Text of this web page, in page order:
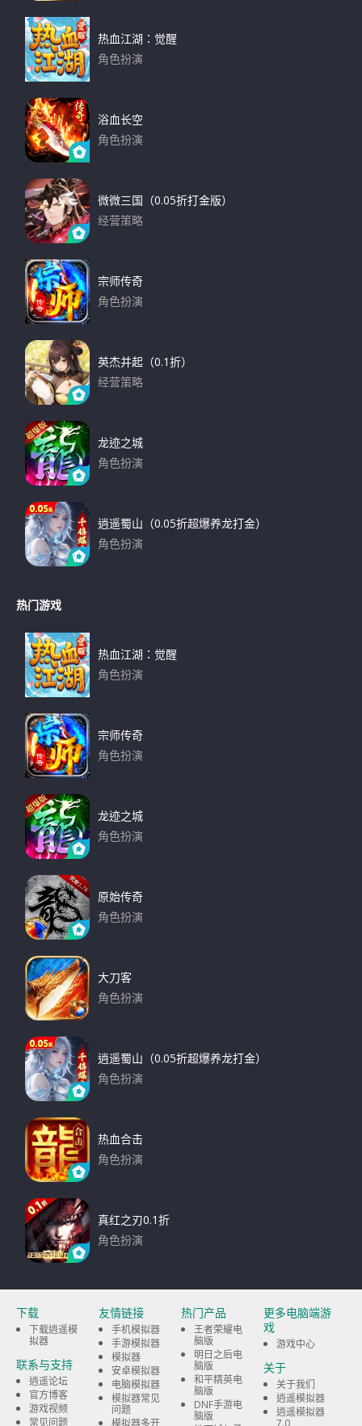
热血江湖：觉醒
角色扮演
浴血长空
角色扮演
微微三国（0.05折打金版）
经营策略
宗师传奇
角色扮演
英杰并起（0.1折）
经营策略
龙迹之城
角色扮演
逍遥蜀山（0.05折超爆养龙打金）
角色扮演
热门游戏
热血江湖：觉醒
角色扮演
宗师传奇
角色扮演
龙迹之城
角色扮演
原始传奇
角色扮演
大刀客
角色扮演
逍遥蜀山（0.05折超爆养龙打金）
角色扮演
热血合击
角色扮演
真红之刃0.1折
角色扮演
下载
下载逍遥模
拟器
联系与支持
逍遥论坛
官方博客
游戏视频
常见问题
友情链接
手机模拟器
手游模拟器
模拟器
安卓模拟器
电脑模拟器
模拟器常见
问题
热门产品
王者荣耀电
脑版
明日之后电
脑版
和平精英电
脑版
DNF手游电
脑版
更多电脑端游
戏
游戏中心
关于
关于我们
逍遥模拟器
逍遥模拟器